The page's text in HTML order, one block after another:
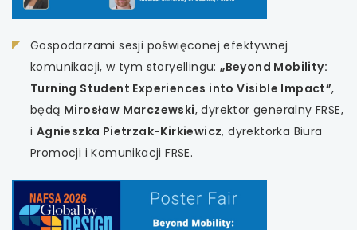
Gospodarzami sesji poświęconej efektywnej
komunikacji, w tym storyellingu:„Beyond Mobility:
Turning Student Experiences into Visible Impact”,
będą Mirosław Marczewski, dyrektor generalny FRSE,
i Agnieszka Pietrzak-Kirkiewicz, dyrektorka Biura
Promocji i Komunikacji FRSE.